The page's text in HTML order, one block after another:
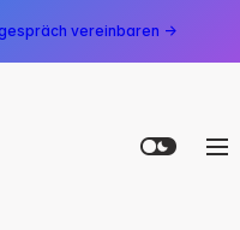
vereinbaren →